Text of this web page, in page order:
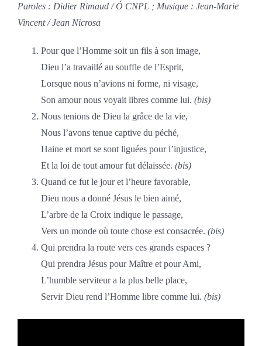
Paroles : Didier Rimaud /ÓCNPL ; Musique : Jean-Marie
Vincent / Jean Nicrosa
Pour que l’Homme soit un fils à son image,
Dieu l’a travaillé au souffle de l’Esprit,
Lorsque nous n’avions ni forme, ni visage,
Son amour nous voyait libres comme lui. (bis)
Nous tenions de Dieu la grâce de la vie,
Nous l’avons tenue captive du péché,
Haine et mort se sont liguées pour l’injustice,
Et la loi de tout amour fut délaissée. (bis)
Quand ce fut le jour et l’heure favorable,
Dieu nous a donné Jésus le bien aimé,
L’arbre de la Croix indique le passage,
Vers un monde où toute chose est consacrée. (bis)
Qui prendra la route vers ces grands espaces ?
Qui prendra Jésus pour Maître et pour Ami,
L’humble serviteur a la plus belle place,
Servir Dieu rend l’Homme libre comme lui. (bis)